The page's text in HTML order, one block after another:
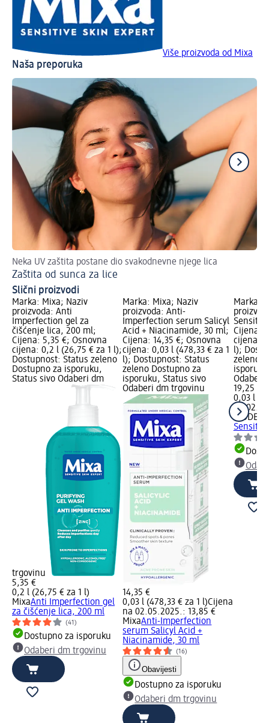
Više proizvoda od Mixa
Naša preporuka
Neka UV zaštita postane dio svakodnevne njege lica
Zaštita od sunca za lice
Slični proizvodi
Marka: Mixa; Naziv
proizvoda: Anti
Imperfection gel za
čišćenje lica, 200 ml;
Cijena: 5,35 €; Osnovna
cijena: 0,2 l (26,75 € za 1 l);
Dostupnost: Status zeleno
Dostupno za isporuku,
Status sivo Odaberi dm
trgovinu
5,35 €
0,2 l (26,75 € za 1 l)
MixaAnti Imperfection gel
za čišćenje lica, 200 ml
(41)
Dostupno za isporuku
Odaberi dm trgovinu
Marka: Mixa; Naziv
proizvoda: Anti-
Imperfection serum Salicyl
Acid + Niacinamide, 30 ml;
Cijena: 14,35 €; Osnovna
cijena: 0,03 l (478,33 € za 1
l); Dostupnost: Status
zeleno Dostupno za
isporuku, Status sivo
Odaberi dm trgovinu
14,35 €
0,03 l (478,33 € za 1 l)Cijena
na 02.05.2025.: 13,85 €
MixaAnti-Imperfection
serum Salicyl Acid +
Niacinamide, 30 ml
(16)
Obavijesti
Dostupno za isporuku
Odaberi dm trgovinu
Marka:
Cijena:
cijena:
l);
zeleno
Odaberi
19,25 €
0,03 l
na